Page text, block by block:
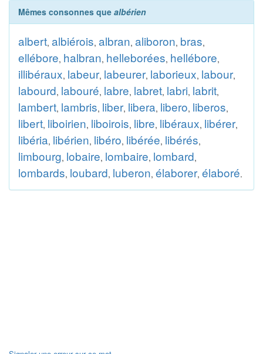
Mêmes consonnes que albérien
albert, albiérois, albran, aliboron, bras,
ellébore, halbran, helleborées, hellébore,
illibéraux, labeur, labeurer, laborieux, labour,
labourd, labouré, labre, labret, labri, labrit,
lambert, lambris, liber, libera, libero, liberos,
libert, liboirien, liboirois, libre, libéraux, libérer,
libéria, libérien, libéro, libérée, libérés,
limbourg, lobaire, lombaire, lombard,
lombards, loubard, luberon, élaborer, élaboré.